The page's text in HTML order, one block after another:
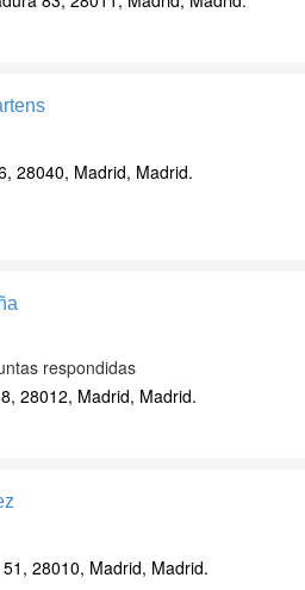
28040, Madrid, Madrid.
respondidas
28012, Madrid, Madrid.
28010, Madrid, Madrid.